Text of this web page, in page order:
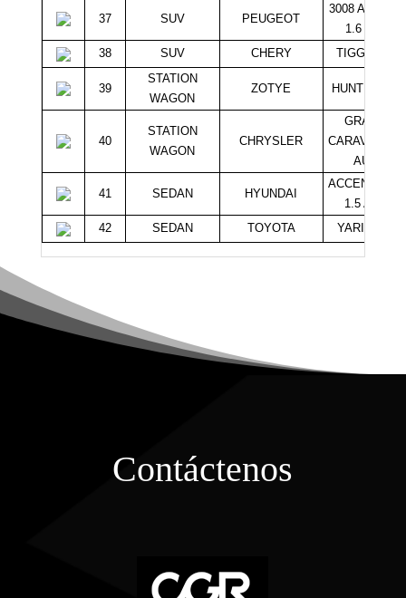
37 SUV PEUGEOT
3008 ALLURE
1.6 HDI
38
SUV CHERY TIGGO 1.5
39
STATION
WAGON
ZOTYE HUNTER 1.3
40
STATION
WAGON
CHRYSLER
GRAND
CARAVAN 3.3
AUT
41 SEDAN HYUNDAI
ACCENT GLS
1.5 AUT
42
SEDAN TOYOTA YARIS XLI
Contáctenos